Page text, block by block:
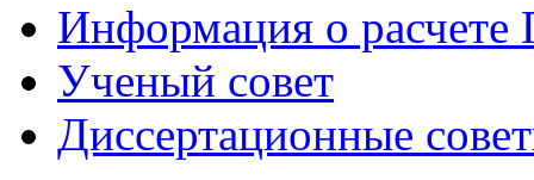
Информация о
Ученый совет
Диссертационные